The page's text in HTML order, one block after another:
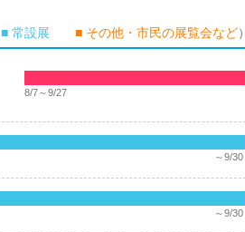
■ 常設展 ■ その他・市民の展覧会など）
8/7～9/27
～9/30
～9/30